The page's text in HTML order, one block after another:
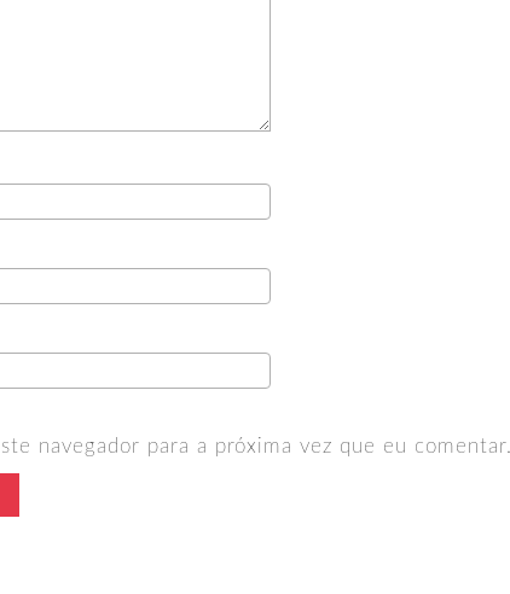
navegador para a próxima vez que eu comentar.